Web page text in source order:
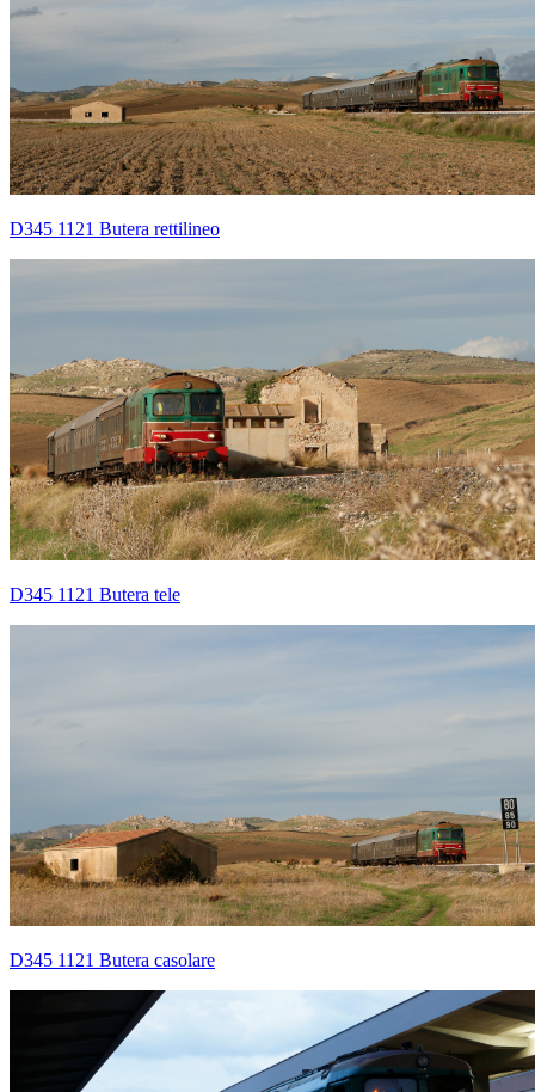
D345 1121 Butera rettilineo
D345 1121 Butera tele
D345 1121 Butera casolare